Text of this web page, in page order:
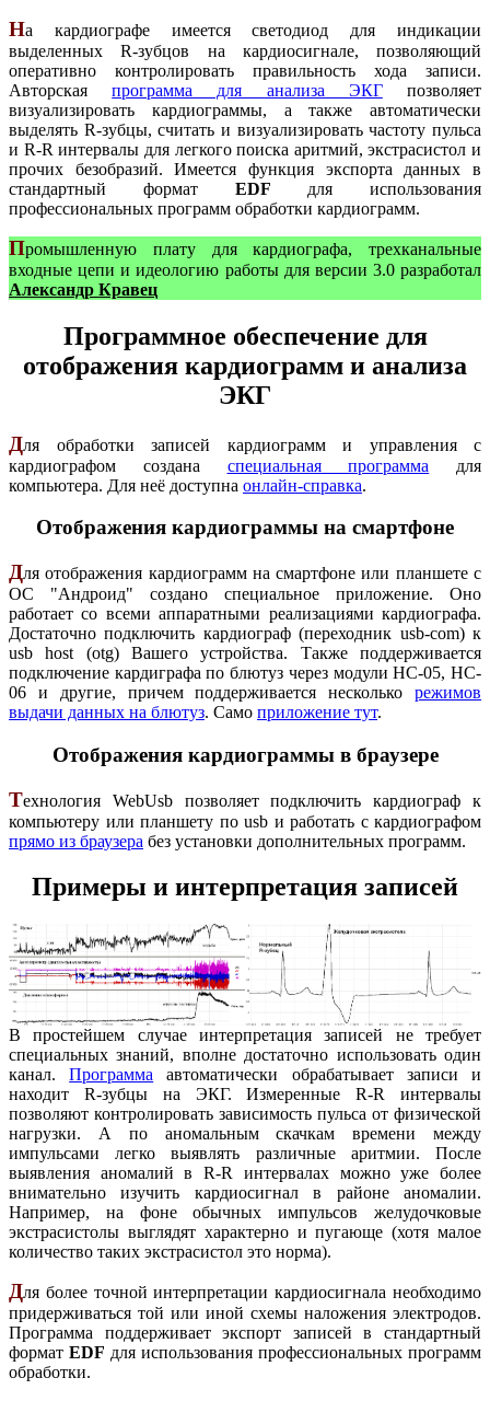
На кардиографе имеется светодиод для индикации
выделенных R-зубцов на кардиосигнале, позволяющий
оперативно контролировать правильность хода записи.
Авторскаяпрограмма для анализа ЭКГпозволяет
визуализировать кардиограммы, а также автоматически
выделять R-зубцы, считать и визуализировать частоту пульса
и R-R интервалы для легкого поиска аритмий, экстрасистол и
прочих безобразий. Имеется функция экспорта данных в
стандартный формат EDF для использования
профессиональных программ обработки кардиограмм.
Промышленную плату для кардиографа, трехканальные
входные цепи и идеологию работы для версии 3.0 разработал
Александр Кравец
Программное обеспечение для
отображения кардиограмм и анализа
ЭКГ
Для обработки записей кардиограмм и управления с
кардиографом создана специальная программа для
компьютера. Для неё доступна онлайн-справка.
Отображения кардиограммы на смартфоне
Для отображения кардиограмм на смартфоне или планшете с
ОС "Андроид" создано специальное приложение. Оно
работает со всеми аппаратными реализациями кардиографа.
Достаточно подключить кардиограф (переходник usb-com) к
usb host (otg) Вашего устройства. Также поддерживается
подключение кардиграфа по блютуз через модули HC-05, HC-
06 и другие, причем поддерживается несколько режимов
выдачи данных на блютуз. Само приложение тут.
Отображения кардиограммы в браузере
Технология WebUsb позволяет подключить кардиограф к
компьютеру или планшету по usb и работать с кардиографом
прямо из браузера без установки дополнительных программ.
Примеры и интерпретация записей
В простейшем случае интерпретация записей не требует
специальных знаний, вполне достаточно использовать один
канал.Программа автоматически обрабатывает записи и
находит R-зубцы на ЭКГ. Измеренные R-R интервалы
позволяют контролировать зависимость пульса от физической
нагрузки. А по аномальным скачкам времени между
импульсами легко выявлять различные аритмии. После
выявления аномалий в R-R интервалах можно уже более
внимательно изучить кардиосигнал в районе аномалии.
Например, на фоне обычных импульсов желудочковые
экстрасистолы выглядят характерно и пугающе (хотя малое
количество таких экстрасистол это норма).
Для более точной интерпретации кардиосигнала необходимо
придерживаться той или иной схемы наложения электродов.
Программа поддерживает экспорт записей в стандартный
формат EDF для использования профессиональных программ
обработки.